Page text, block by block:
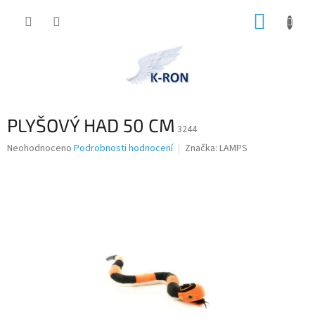
PLYŠOVÝ HAD 50 CM 3244
Průměrné
Neohodnoceno Podrobnosti hodnocení Značka: LAMPS